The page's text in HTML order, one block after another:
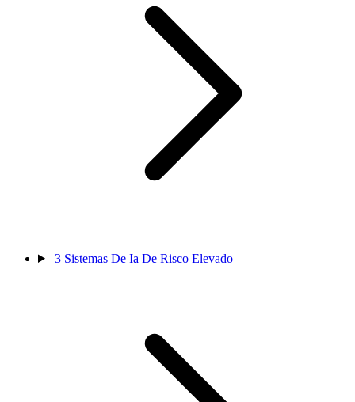
3 Sistemas De Ia De Risco Elevado